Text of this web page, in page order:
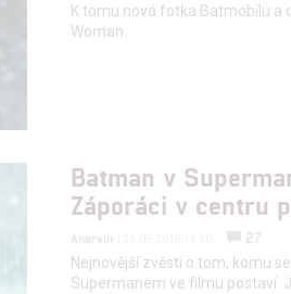
K tomu nová fotka Batmobilu a
Woman.
Batman v
Záporáci v centru
Anarvin
27
Nejnovější zvěsti o tom, komu
Supermanem ve filmu postaví.